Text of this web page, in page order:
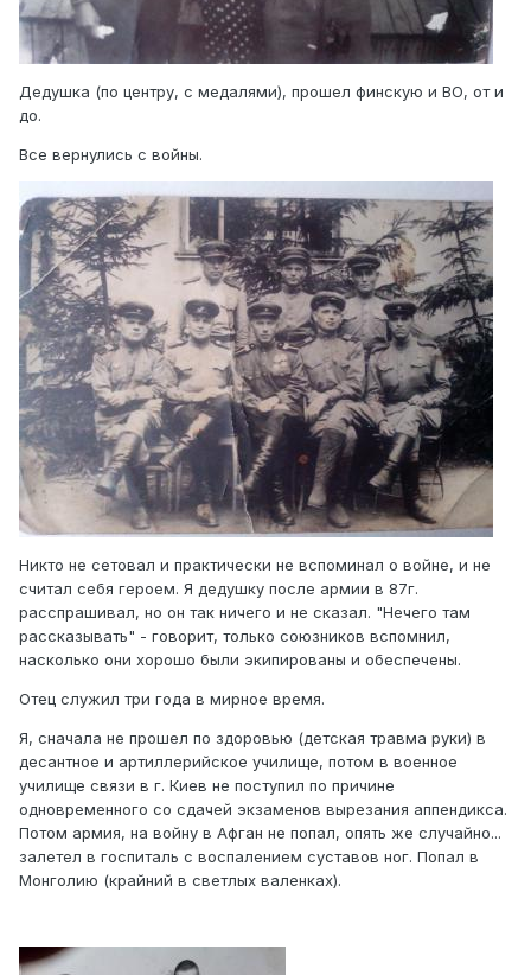
Дедушка (по центру, с медалями), прошел финскую и ВО, от и
до.
Все вернулись с войны.
Никто не сетовал и практически не вспоминал о войне, и не
считал себя героем. Я дедушку после армии в 87г.
расспрашивал, но он так ничего и не сказал. "Нечего там
рассказывать" - говорит, только союзников вспомнил,
насколько они хорошо были экипированы и обеспечены.
Отец служил три года в мирное время.
Я, сначала не прошел по здоровью (детская травма руки) в
десантное и артиллерийское училище, потом в военное
училище связи в г. Киев не поступил по причине
одновременного со сдачей экзаменов вырезания аппендикса.
Потом армия, на войну в Афган не попал, опять же случайно...
залетел в госпиталь с воспалением суставов ног. Попал в
Монголию (крайний в светлых валенках).